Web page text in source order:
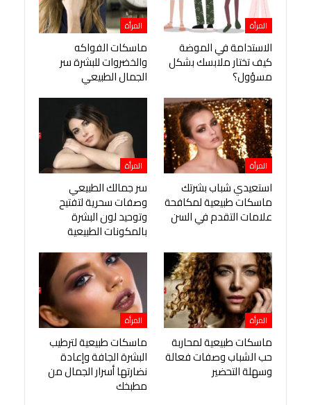
المرأة
الاستدامة في الموضة
كيف تختار ملابسك بشكل
مسؤول؟
المرأة
ماسكات الفواكه
والخضروات للبشرة سر
الجمال الطبيعي
المرأة
استعيدي شباب بشرتك
ماسكات طبيعية لمكافحة
علامات التقدم في السن
المرأة
سر جمالك الطبيعي
وصفات سحرية لتفتيح
وتوحيد لون البشرة
بالمكونات الطبيعية
المرأة
ماسكات طبيعية لمحاربة
حب الشباب وصفات فعالة
وسهلة التحضير
المرأة
ماسكات طبيعية لترطيب
البشرة الجافة وإعادة
نضارتها أسرار الجمال من
مطبخك